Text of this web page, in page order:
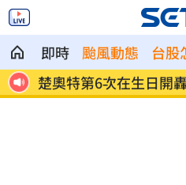
即時 颱風動態 台股
3
父親節少了爸爸 林逸